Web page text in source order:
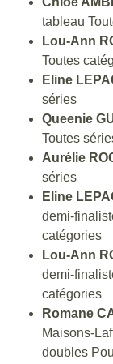
tableau
Lou-Ann
Toutes
Eline
séries
Queenie
Toutes
Aurélie
séries
Eline
demi-
catégories
Lou-Ann
demi-
catégories
Romane
Maisons-
doubles